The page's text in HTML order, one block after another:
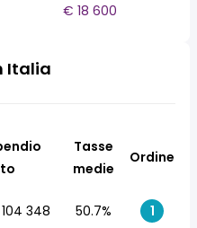
€ 18 600
Italia
Tasse
medie
Ordine
104 348 50.7% 1